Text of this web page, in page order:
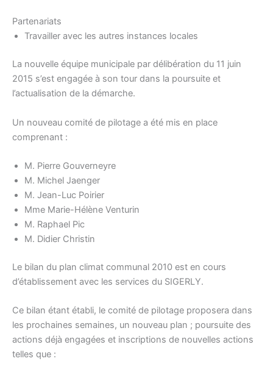
Partenariats
Travailler avec les autres instances locales
La nouvelle équipe municipale par délibération du 11 juin
2015 s’est engagée à son tour dans la poursuite et
l’actualisation de la démarche.
Un nouveau comité de pilotage a été mis en place
comprenant :
M. Pierre Gouverneyre
M. Michel Jaenger
M. Jean-Luc Poirier
Mme Marie-Hélène Venturin
M. Raphael Pic
M. Didier Christin
Le bilan du plan climat communal 2010 est en cours
d’établissement avec les services du SIGERLY.
Ce bilan étant établi, le comité de pilotage proposera dans
les prochaines semaines, un nouveau plan ; poursuite des
actions déjà engagées et inscriptions de nouvelles actions
telles que :